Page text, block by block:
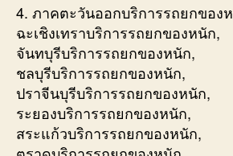
4. ภาคตะวันออกบริการรถยกของ
ฉะเชิงเทราบริการรถยกของหนัก,
จันทบุรีบริการรถยกของหนัก,
ชลบุรีบริการรถยกของหนัก,
ปราจีนบุรีบริการรถยกของหนัก,
ระยองบริการรถยกของหนัก,
สระแก้วบริการรถยกของหนัก,